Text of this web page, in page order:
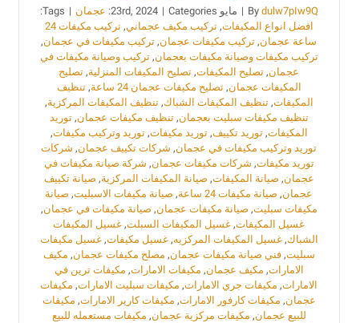
By dulw7pIw9Q
| مايو 23rd, 2024 | Categories: عجمان |
Tags:
افضل انواع المكيفات,تركيب مكيف عجماني,
تركيب مكيفات 24
ساعة عجمان, تركيب مكيفات عجمان, تركيب مكيفات في عجمان,
تركيب مكيفات وصيانة مكيفات بعجمان,تركيب وصيانة مكيفات في
عجمان, تصليح المكيفات, تصليح المكيفات المنزلية, تصليح
المكيفات عجمان,تصليح مكيفات عجمان 24 ساعة ,تنظيف
المكيفات,تنظيف المكيفات الشباك,تنظيف المكيفات المركزية,
تنظيف مكيفات سبليت بعجمان,تنظيف مكيفات عجمان,توريد
المكيفات,توريد تكييف,توريد مكيفات,توريد وتركيب مكيفات,
توريد وتركيب مكيفات في عجمان, شركات تكييف عجمان, شركات
توريد مكيفات, شركات مكيفات عجمان, شركة صيانة مكيفات في
عجمان, صيانة المكيفات, صيانة المكيفات المركزية, صيانة تكييف
عجمان, صيانة مكيفات 24 ساعة , صيانة مكيفات الاسبليت, صيانة
مكيفات سبليت, صيانة مكيفات عجمان, صيانة مكيفات في عجمان,
غسيل المكيفات, غسيل المكيفات السبلت, غسيل المكيفات
الشباك,غسيل المكيفات المركزيه,غسيل مكيفات,غسيل مكيفات
سبليت,فني صيانة مكيفات عجمان, مصلح مكيفات عجمان, مكيف
الامارات, مكيف عجمان, مكيفات الامارات, مكيفات ترين في
الامارات, مكيفات جري الامارات, مكيفات سبليت الامارات, مكيفات
عجمان, مكيفات كارفور الامارات, مكيفات كارير الامارات, مكيفات
للبيع عجمان, مكيفات مركزية عجمان, مكيفات مستعمله للبيع